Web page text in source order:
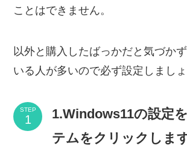
ことはできません。
以外と購入したばっかだと気づか
いる人が多いので必ず設定しましょ
STEP
1.Windows11の設定
テムをクリックします